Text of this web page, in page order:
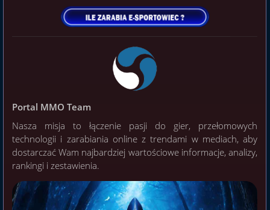
Portal MMO Team
Nasza misja to łączenie pasji do gier, przełomowych
technologii i zarabiania online z trendami w mediach, aby
dostarczać Wam najbardziej wartościowe informacje, analizy,
rankingi i zestawienia.